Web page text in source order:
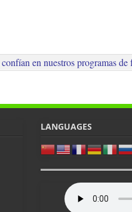
en nuestros programas
LANGUAGES